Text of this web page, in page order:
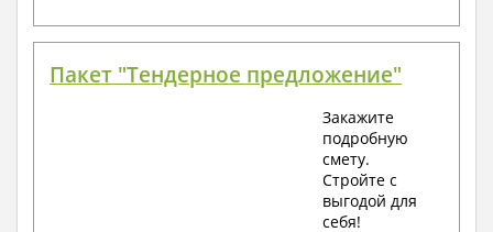
Пакет "Тендерное предложение"
Закажите
подробную
смету.
Стройте с
выгодой для
себя!